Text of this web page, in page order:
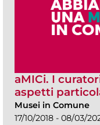
aMICi. I
aspetti
Musei in Comune
17/10/2018 - 08/03/